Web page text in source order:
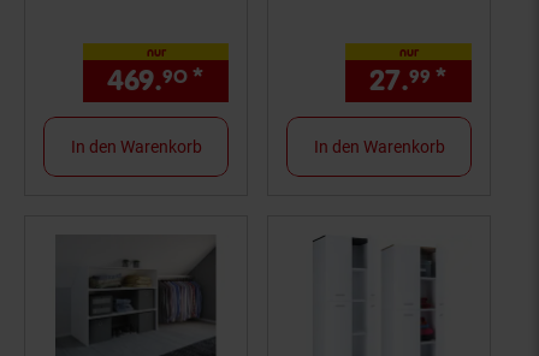
nur
469.90 * € Sternchen
In den Warenkorb
nur
27.99 *
In den Warenkorb